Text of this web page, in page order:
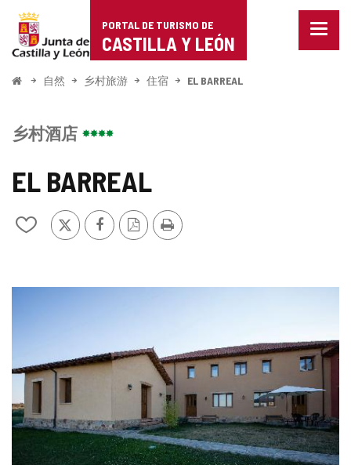
Portal
de
Turismo
Castilla
León
PORTAL DE TURISMO DE
CASTILLA Y LEÓN
菜
开
自然 乡村旅游 住宿 EL BARREAL
EL BARREAL
从
记
删
除
推
特
FacebookPDF
版
打
印
库
乡村酒店